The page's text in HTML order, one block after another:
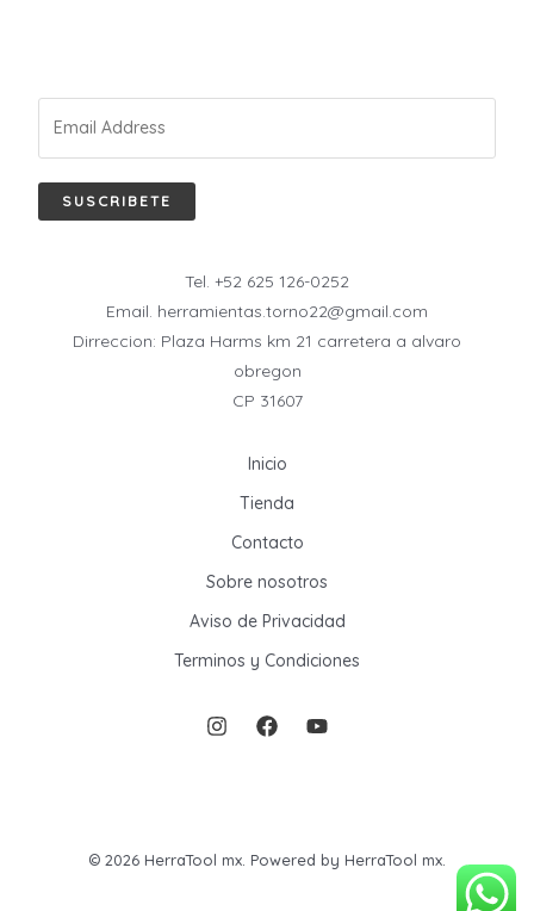
SUSCRIBETE
Tel. +52 625 126-0252
Email. herramientas.torno22@gmail.com
Dirreccion: Plaza Harms km 21 carretera a alvaro
obregon
CP 31607
Inicio
Tienda
Contacto
Sobre nosotros
Aviso de Privacidad
Terminos y Condiciones
© 2026 HerraTool mx. Powered by HerraTool mx.